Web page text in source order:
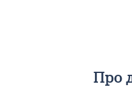
Про